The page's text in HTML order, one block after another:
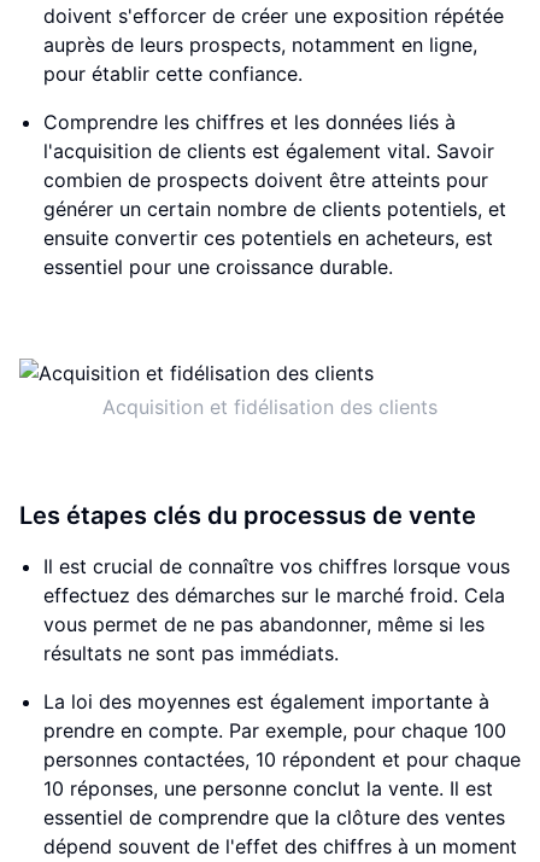
doivent s'efforcer de créer une exposition répétée
auprès de leurs prospects, notamment en ligne,
pour établir cette confiance.
Comprendre les chiffres et les données liés à
l'acquisition de clients est également vital. Savoir
combien de prospects doivent être atteints pour
générer un certain nombre de clients potentiels, et
ensuite convertir ces potentiels en acheteurs, est
essentiel pour une croissance durable.
Acquisition et fidélisation des clients
Les étapes clés du processus de vente
Il est crucial de connaître vos chiffres lorsque vous
effectuez des démarches sur le marché froid. Cela
vous permet de ne pas abandonner, même si les
résultats ne sont pas immédiats.
La loi des moyennes est également importante à
prendre en compte. Par exemple, pour chaque 100
personnes contactées, 10 répondent et pour chaque
10 réponses, une personne conclut la vente. Il est
essentiel de comprendre que la clôture des ventes
dépend souvent de l'effet des chiffres à un moment